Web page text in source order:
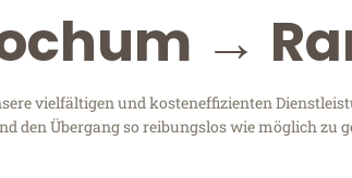
→
vielfältigen und kosteneffizienten
den Übergang so reibungslos wie möglich zu